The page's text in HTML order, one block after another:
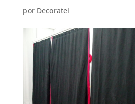
por Decoratel